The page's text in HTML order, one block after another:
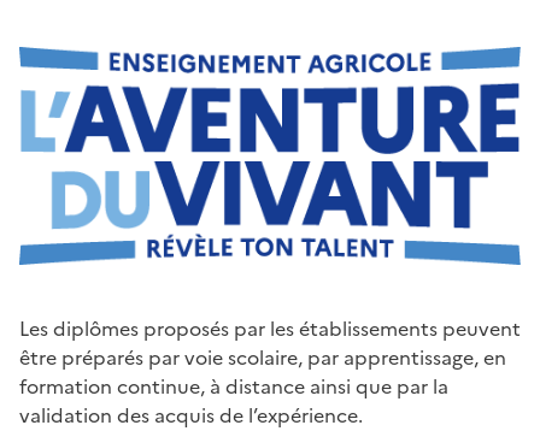
Les diplômes proposés par les établissements peuvent
être préparés par voie scolaire, par apprentissage, en
formation continue, à distance ainsi que par la
validation des acquis de l’expérience.